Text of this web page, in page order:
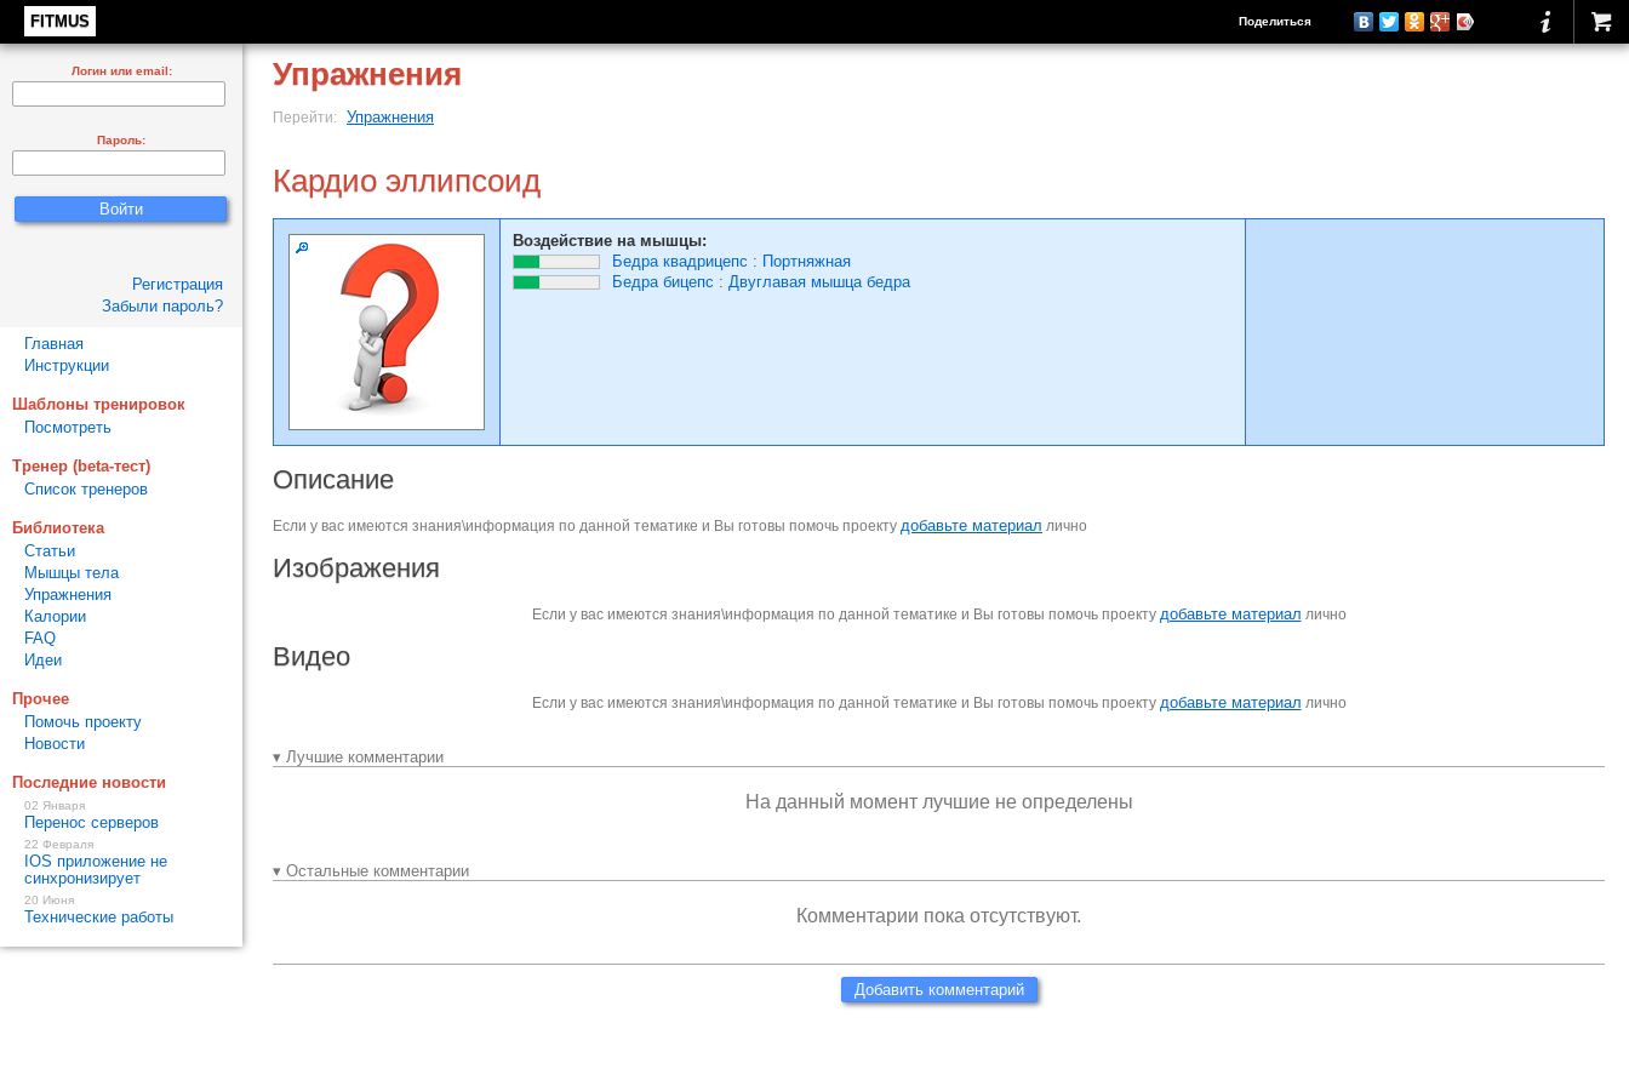
FITMUS Поделиться
Упражнения
Перейти: Упражнения
Кардио эллипсоид
Воздействие на мышцы:
Бедра квадрицепс : Портняжная
Бедра бицепс : Двуглавая мышца бедра
Описание
Если у вас имеются знания\информация по данной тематике и Вы готовы помочь проекту добавьте материал лично
Изображения
Если у вас имеются знания\информация по данной тематике и Вы готовы помочь проекту добавьте материал лично
Видео
Если у вас имеются знания\информация по данной тематике и Вы готовы помочь проекту добавьте материал лично
▾ Лучшие комментарии
На данный момент лучшие не определены
▾ Остальные комментарии
Комментарии пока отсутствуют.
Добавить комментарий
Логин или email:
Пароль:
Регистрация
Забыли пароль?
Главная
Инструкции
Шаблоны тренировок
Посмотреть
Тренер (beta-тест)
Список тренеров
Библиотека
Статьи
Мышцы тела
Упражнения
Калории
FAQ
Идеи
Прочее
Помочь проекту
Новости
Последние новости
02 Января
Перенос серверов
22 Февраля
IOS приложение не
синхронизирует
20 Июня
Технические работы